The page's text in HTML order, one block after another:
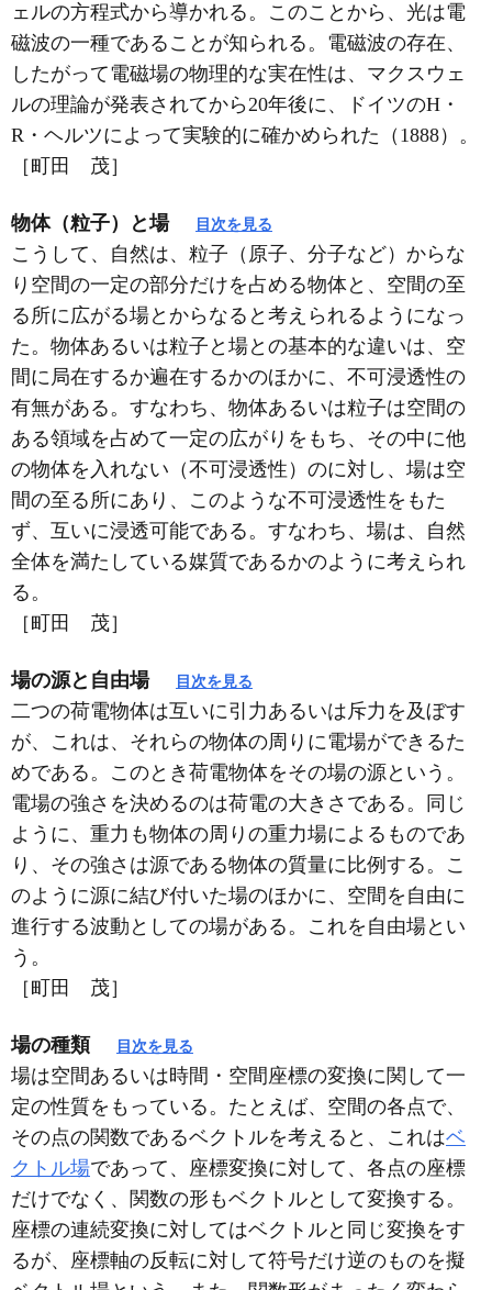
ェルの方程式から導かれる。このことから、光は電
磁波の一種であることが知られる。電磁波の存在、
したがって電磁場の物理的な実在性は、マクスウェ
ルの理論が発表されてから20年後に、ドイツのH・
R・ヘルツによって実験的に確かめられた（1888）。
［町田 茂］
物体（粒子）と場 目次を見る
こうして、自然は、粒子（原子、分子など）からな
り空間の一定の部分だけを占める物体と、空間の至
る所に広がる場とからなると考えられるようになっ
た。物体あるいは粒子と場との基本的な違いは、空
間に局在するか遍在するかのほかに、不可浸透性の
有無がある。すなわち、物体あるいは粒子は空間の
ある領域を占めて一定の広がりをもち、その中に他
の物体を入れない（不可浸透性）のに対し、場は空
間の至る所にあり、このような不可浸透性をもた
ず、互いに浸透可能である。すなわち、場は、自然
全体を満たしている媒質であるかのように考えられ
る。
［町田 茂］
場の源と自由場 目次を見る
二つの荷電物体は互いに引力あるいは斥力を及ぼす
が、これは、それらの物体の周りに電場ができるた
めである。このとき荷電物体をその場の源という。
電場の強さを決めるのは荷電の大きさである。同じ
ように、重力も物体の周りの重力場によるものであ
り、その強さは源である物体の質量に比例する。こ
のように源に結び付いた場のほかに、空間を自由に
進行する波動としての場がある。これを自由場とい
う。
［町田 茂］
場の種類 目次を見る
場は空間あるいは時間・空間座標の変換に関して一
定の性質をもっている。たとえば、空間の各点で、
その点の関数であるベクトルを考えると、これはベ
クトル場であって、座標変換に対して、各点の座標
だけでなく、関数の形もベクトルとして変換する。
座標の連続変換に対してはベクトルと同じ変換をす
るが、座標軸の反転に対して符号だけ逆のものを擬